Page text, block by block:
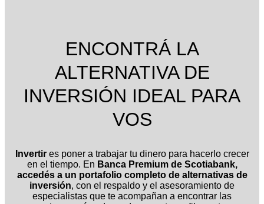
ENCONTRÁ LA
ALTERNATIVA DE
INVERSIÓN IDEAL PARA
VOS
Invertir es poner a trabajar tu dinero para hacerlo crecer
en el tiempo. En Banca Premium de Scotiabank,
accedés a un portafolio completo de alternativas de
inversión, con el respaldo y el asesoramiento de
especialistas que te acompañan a encontrar las